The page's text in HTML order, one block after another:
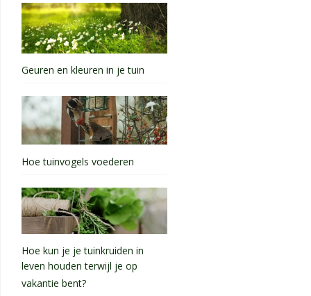
Geuren en kleuren in je tuin
Hoe tuinvogels voederen
Hoe kun je je tuinkruiden in
leven houden terwijl je op
vakantie bent?